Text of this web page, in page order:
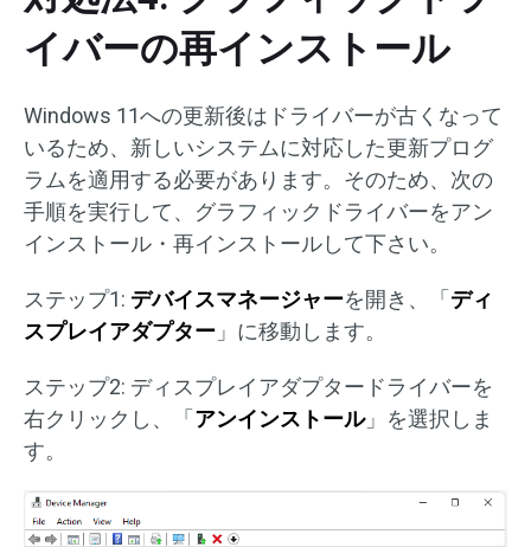
イバーの再インストール
Windows 11への更新後はドライバーが古くなって
いるため、新しいシステムに対応した更新プログ
ラムを適用する必要があります。そのため、次の
手順を実行して、グラフィックドライバーをアン
インストール・再インストールして下さい。
ステップ1: デバイスマネージャーを開き、「 ディ
スプレイアダプター 」に移動します。
ステップ2: ディスプレイアダプタードライバーを
右クリックし、「 アンインストール」を選択しま
す。